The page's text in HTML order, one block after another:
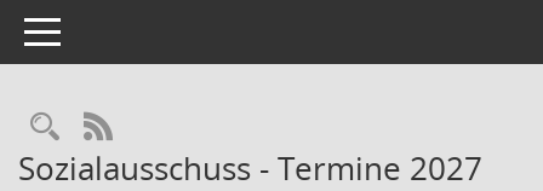
Toggle navigation
Rechercheauswahl
RSS-Feed
Sozialausschuss - Termine 2027